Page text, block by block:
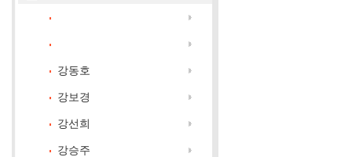
강동호
강보경
강선희
강승주